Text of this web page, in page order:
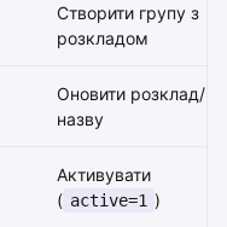
Створити групу з
розкладом
Оновити розклад/
назву
Активувати
( active=1 )